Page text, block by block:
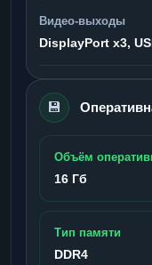
Видео-выходы
DisplayPort x3,
💾
Объём
16 Гб
Тип памяти
DDR4